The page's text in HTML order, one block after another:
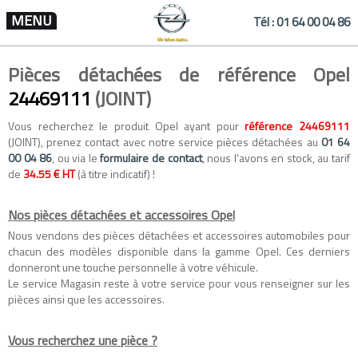
MENU Tél :01 64 00 04 86
Pièces détachées de référence Opel
24469111 (JOINT)
Vous recherchez le produit Opel ayant pourréférence 24469111
(JOINT), prenez contact avec notre service pièces détachées au 01 64
00 04 86, ou via leformulaire de contact, nous l'avons en stock, au tarif
de 34.55 € HT(à titre indicatif) !
Nos pièces détachées et accessoires Opel
Nous vendons des pièces détachées etaccessoires automobiles pour
chacun des modèles disponible dans la gamme Opel. Ces derniers
donneront une touche personnelle à votre véhicule.
Le service Magasin reste à votre service pour vous renseigner sur les
pièces ainsi que les accessoires.
Vous recherchez une pièce ?